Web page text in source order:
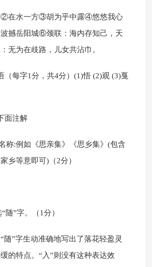
在水一方③胡为乎中露④悠悠我心
撼岳阳城⑥颈联：海内存知己，天
无为在歧路，儿女共沾巾。
（每字1分，共4分）(1)悟 (2)观 (3)戛
面注解
称:例如《思亲集》《思乡集》(包含
乡等意即可)（2分）
随”字。（1分）
随”字生动准确地写出了落花轻盈灵
的特点。“入”则没有这种表达效